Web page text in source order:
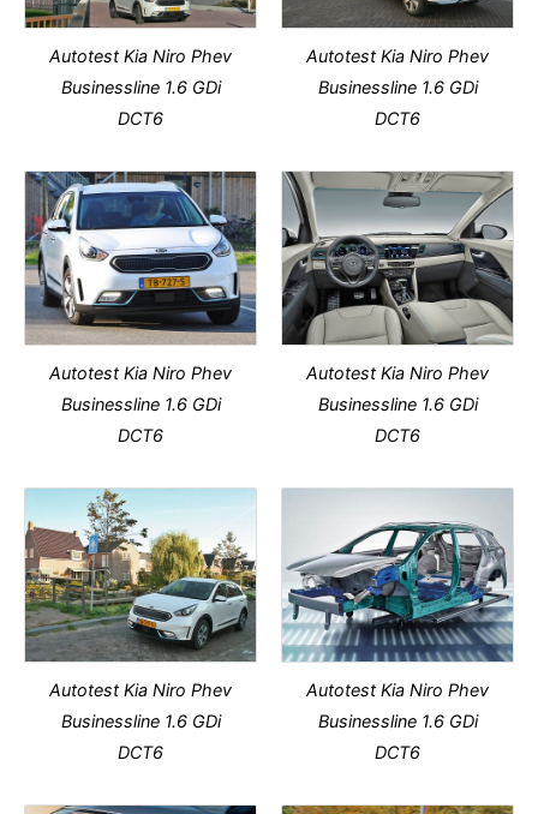
Autotest Kia Niro Phev
Businessline 1.6 GDi
DCT6
Autotest Kia Niro Phev
Businessline 1.6 GDi
DCT6
Autotest Kia Niro Phev
Businessline 1.6 GDi
DCT6
Autotest Kia Niro Phev
Businessline 1.6 GDi
DCT6
Autotest Kia Niro Phev
Businessline 1.6 GDi
DCT6
Autotest Kia Niro Phev
Businessline 1.6 GDi
DCT6